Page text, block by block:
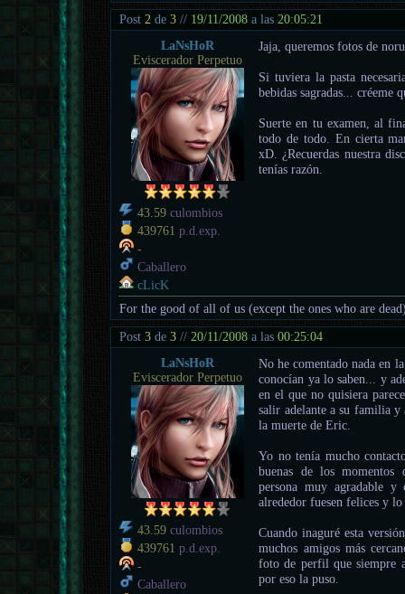
Post2 de3 // 19/11/2008 a las20:05:21
LaNsHoR
Eviscerador Perpetuo
43.59 culombios
439761 p.d.exp.
-
Caballero
cLicK
Jaja, queremos fotos de
Si tuviera la pasta
bebidas sagradas... créeme
Suerte en tu examen, al
todo de todo. En cierta
xD. ¿Recuerdas nuestra
tenías razón.
For the good of all of us (except the ones who are
Post3 de3 // 20/11/2008 a las00:25:04
LaNsHoR
Eviscerador Perpetuo
43.59 culombios
439761 p.d.exp.
-
Caballero
No he comentado nada en
conocían ya lo saben... y
en el que no quisiera
salir adelante a su familia y
la muerte de Eric.
Yo no tenía mucho
buenas de los
persona muy agradable y
alrededor fuesen felices y lo
Cuando inaguré esta
muchos amigos más
foto de perfil que siempre
por eso la puso.